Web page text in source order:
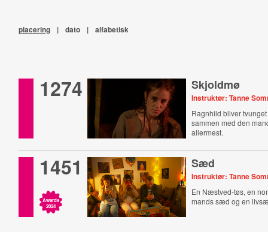
placering | dato | alfabetisk
1274 Skjoldmø
Instruktør: Tanne
Ragnhild bliver
sammen med den
allermest.
1451
Awards
2024
Sæd
Instruktør: Tanne
En Næstved-tøs, en
mands sæd og en